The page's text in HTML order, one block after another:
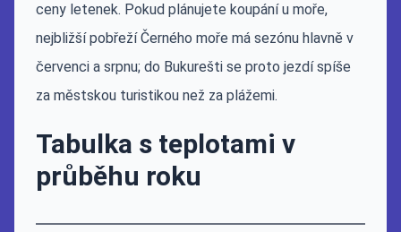
ceny letenek. Pokud plánujete koupání u moře,
nejbližší pobřeží Černého moře má sezónu hlavně v
červenci a srpnu; do Bukurešti se proto jezdí spíše
za městskou turistikou než za plážemi.
Tabulka s teplotami v
průběhu roku